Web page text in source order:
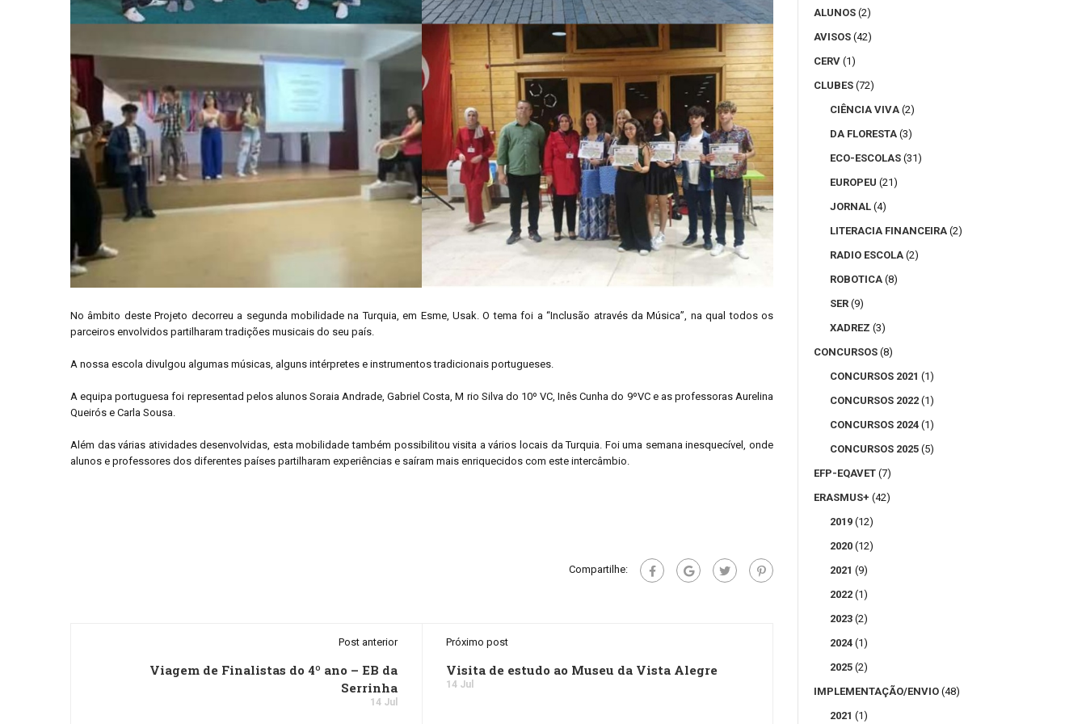
No âmbito deste Projeto decorreu a segunda mobilidade na Turquia, em Esme, Usak. O tema foi a “Inclusão através da Música”, na qual todos os
parceiros envolvidos partilharam tradições musicais do seu país.
A nossa escola divulgou algumas músicas, alguns intérpretes e instrumentos tradicionais portugueses.
A equipa portuguesa foi representad pelos alunos Soraia Andrade, Gabriel Costa, M rio Silva do 10º VC, Inês Cunha do 9ºVC e as professoras Aurelina
Queirós e Carla Sousa.
Além das várias atividades desenvolvidas, esta mobilidade também possibilitou visita a vários locais da Turquia. Foi uma semana inesquecível, onde
alunos e professores dos diferentes países partilharam experiências e saíram mais enriquecidos com este intercâmbio.
Compartilhe:
Post anterior
Viagem de Finalistas do 4º ano – EB da
Serrinha
14 Jul
Próximo post
Visita de estudo ao Museu da Vista Alegre
14 Jul
ALUNOS (2)
AVISOS (42)
CERV (1)
CLUBES (72)
CIÊNCIA VIVA (2)
DA FLORESTA (3)
ECO-ESCOLAS (31)
EUROPEU (21)
JORNAL (4)
LITERACIA FINANCEIRA (2)
RADIO ESCOLA (2)
ROBOTICA (8)
SER (9)
XADREZ (3)
CONCURSOS (8)
CONCURSOS 2021 (1)
CONCURSOS 2022 (1)
CONCURSOS 2024 (1)
CONCURSOS 2025 (5)
EFP-EQAVET (7)
ERASMUS+ (42)
2019 (12)
2020 (12)
2021 (9)
2022 (1)
2023 (2)
2024 (1)
2025 (2)
IMPLEMENTAÇÃO/ENVIO (48)
2021 (1)